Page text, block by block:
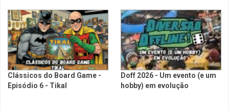
Clássicos do Board Game -
Episódio 6 - Tikal
Doff 2026 - Um evento (e um
hobby) em evolução